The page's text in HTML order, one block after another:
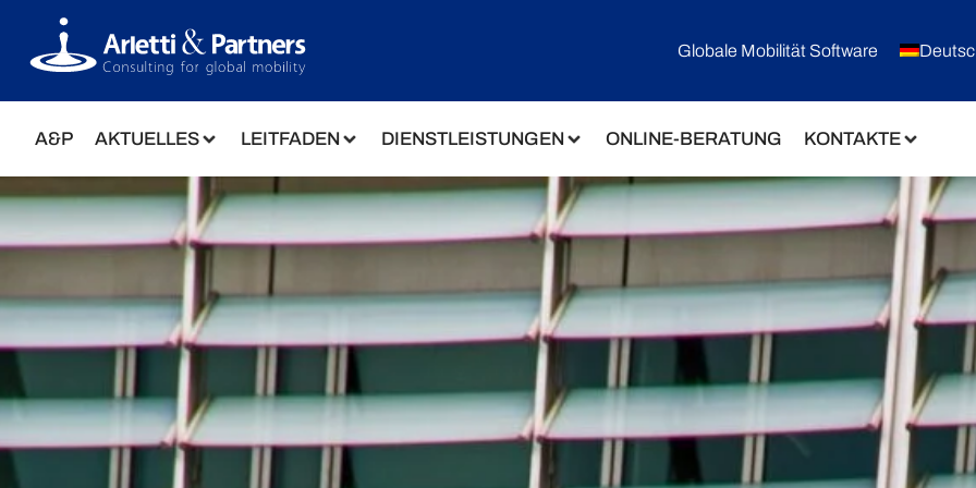
Globale Mobilität Software
A&P AKTUELLES LEITFADEN DIENSTLEISTUNGEN ONLINE-BERATUNG KONTAKTE